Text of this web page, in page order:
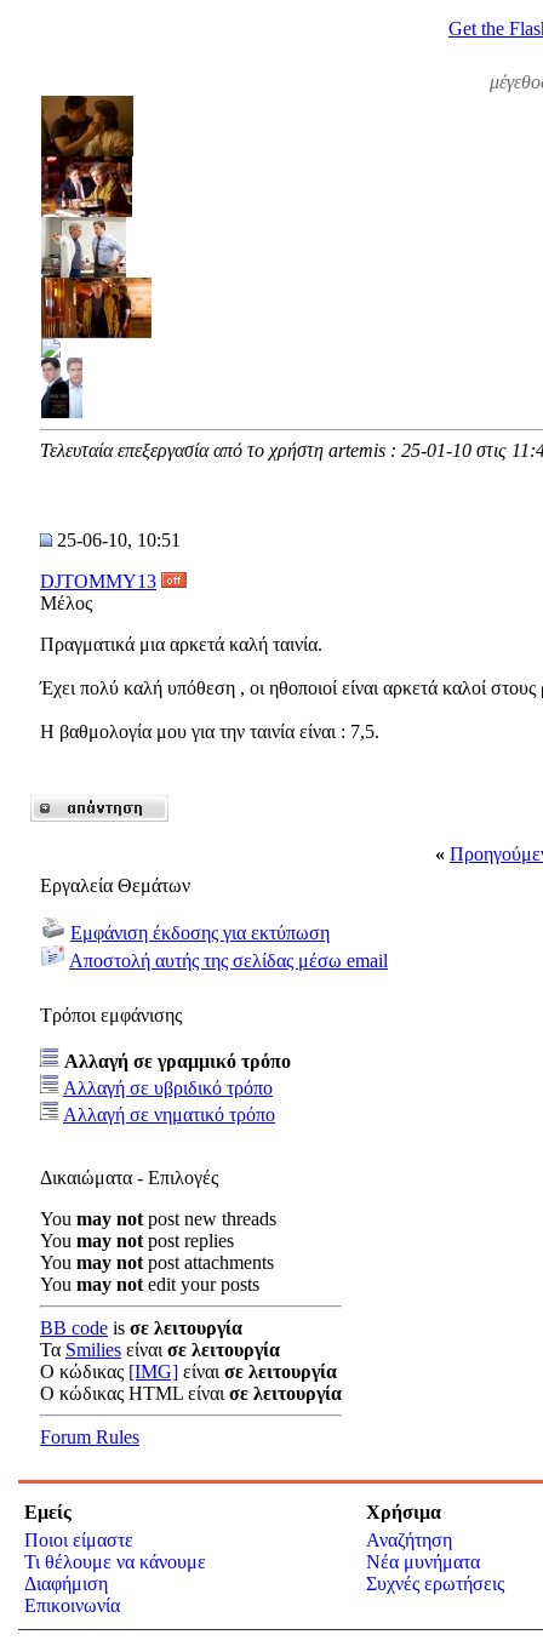
Get the
Τελευταία επεξεργασία από το χρήστη artemis : 25-01-10 στις
25-06-10, 10:51
DJTOMMY13
Μέλος
Πραγματικά μια αρκετά καλή ταινία.
Έχει πολύ καλή υπόθεση , οι ηθοποιοί είναι αρκετά καλοί στους
Η βαθμολογία μου για την ταινία είναι : 7,5.
«
Εργαλεία Θεμάτων
Εμφάνιση έκδοσης για εκτύπωση
Αποστολή αυτής της σελίδας μέσω email
Τρόποι εμφάνισης
Αλλαγή σε γραμμικό τρόπο
Αλλαγή σε υβριδικό τρόπο
Αλλαγή σε νηματικό τρόπο
Δικαιώματα - Επιλογές
You may not post new threads
You may not post replies
You may not post attachments
You may not edit your posts
BB code is σε λειτουργία
Τα Smilies είναι σε λειτουργία
Ο κώδικας [IMG] είναι σε λειτουργία
Ο κώδικας HTML είναι σε λειτουργία
Forum Rules
Εμείς
Ποιοι είμαστε
Τι θέλουμε να κάνουμε
Διαφήμιση
Επικοινωνία
Χρήσιμα
Αναζήτηση
Νέα μυνήματα
Συχνές ερωτήσεις